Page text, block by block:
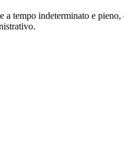
tempo indeterminato e